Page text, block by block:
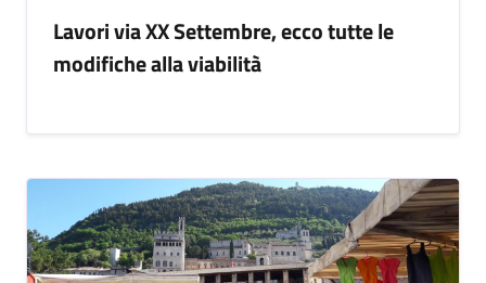
Lavori via XX Settembre, ecco tutte le
modifiche alla viabilità